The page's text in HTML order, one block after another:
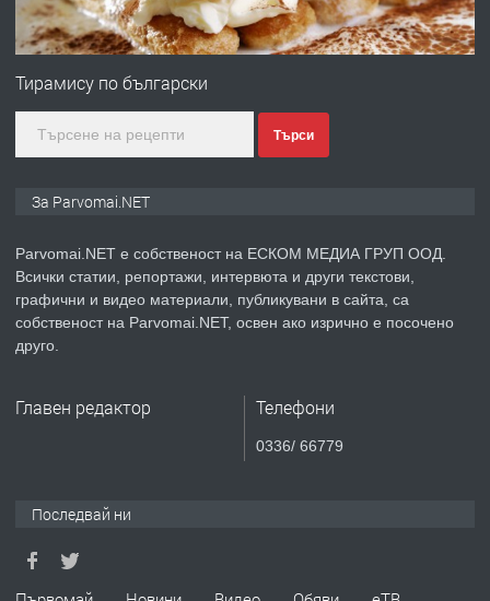
ПРЕДЛАГА
Първи поход "По стъпките на Ангел
преди 1 година
ПРЕДЛАГА Уроци по Математика
Тирамису по български
Търси
За Parvomai.NET
Parvomai.NET е собственост на ЕСКОМ МЕДИА ГРУП ООД.
Всички статии, репортажи, интервюта и други текстови,
графични и видео материали, публикувани в сайта, са
собственост на Parvomai.NET, освен ако изрично е посочено
друго.
Главен редактор Телефони
0336/ 66779
Последвай ни